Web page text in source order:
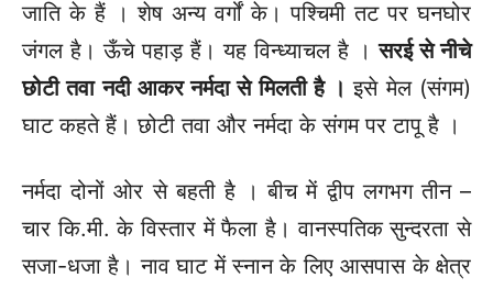
जाति के हैं । शेष अन्य वर्गों के। पश्चिमी तट पर घनघोर
जंगल है। ऊँचे पहाड़ हैं। यह विन्ध्याचल है ।सरई से नीचे
छोटी तवा नदी आकर नर्मदा से मिलती है । इसे मेल (संगम)
घाट कहते हैं। छोटी तवा और नर्मदा के संगम पर टापू है ।
नर्मदा दोनों ओर से बहती है । बीच में द्वीप लगभग तीन –
चार कि.मी. के विस्तार में फैला है। वानस्पतिक सुन्दरता से
सजा-धजा है। नाव घाट में स्नान के लिए आसपास के क्षेत्र